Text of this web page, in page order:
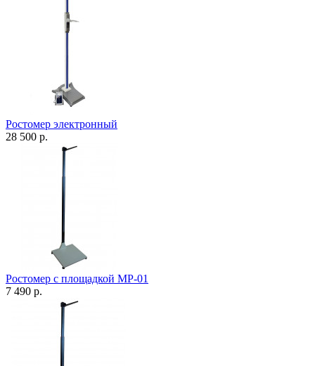
Ростомер электронный
28 500 р.
Ростомер с площадкой МР-01
7 490 р.